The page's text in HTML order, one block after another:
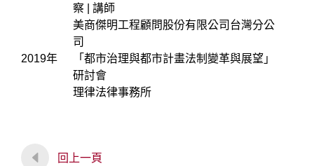
察 | 講師
美商傑明工程顧問股份有限公司台灣分公
司
2019年
「都市治理與都市計畫法制變革與展望」
研討會
理律法律事務所
回上一頁